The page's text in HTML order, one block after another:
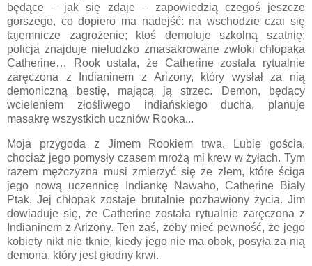
będące – jak się zdaje – zapowiedzią czegoś jeszcze
gorszego, co dopiero ma nadejść: na wschodzie czai się
tajemnicze zagrożenie; ktoś demoluje szkolną szatnię;
policja znajduje nieludzko zmasakrowane zwłoki chłopaka
Catherine… Rook ustala, że Catherine została rytualnie
zaręczona z Indianinem z Arizony, który wysłał za nią
demoniczną bestię, mającą ją strzec. Demon, będący
wcieleniem złośliwego indiańskiego ducha, planuje
masakrę wszystkich uczniów Rooka...
Moja przygoda z Jimem Rookiem trwa. Lubię gościa,
chociaż jego pomysły czasem mrożą mi krew w żyłach. Tym
razem mężczyzna musi zmierzyć się ze złem, które ściga
jego nową uczennicę Indiankę Nawaho, Catherine Biały
Ptak. Jej chłopak zostaje brutalnie pozbawiony życia. Jim
dowiaduje się, że Catherine została rytualnie zaręczona z
Indianinem z Arizony. Ten zaś, żeby mieć pewność, że jego
kobiety nikt nie tknie, kiedy jego nie ma obok, posyła za nią
demona, który jest głodny krwi.